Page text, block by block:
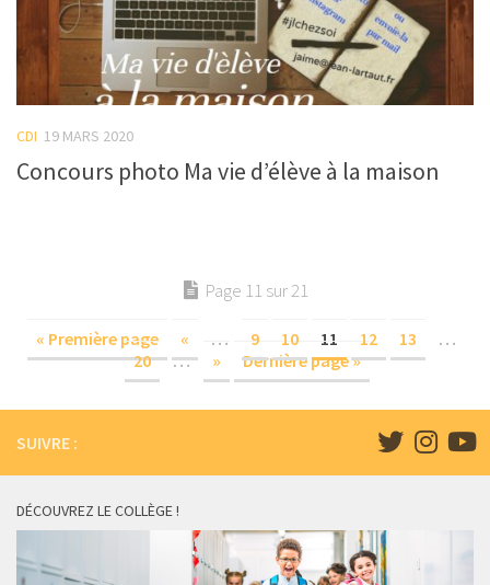
CDI 19 MARS 2020
Concours photo Ma vie d’élève à la maison
Page 11 sur 21
« Première page « … 9 10 11 12 13
…
20
… » Dernière page »
SUIVRE :
DÉCOUVREZ LE COLLÈGE !